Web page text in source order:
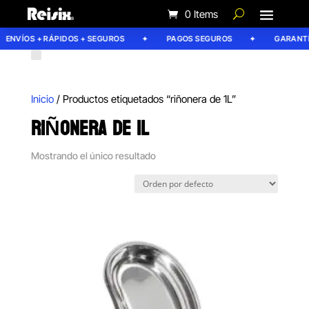
0 Items
ENVÍOS + RÁPIDOS + SEGUROS PAGOS SEGUROS
Inicio/ Productos etiquetados “riñonera de 1L”
RIÑONERA DE 1L
Mostrando el único resultado